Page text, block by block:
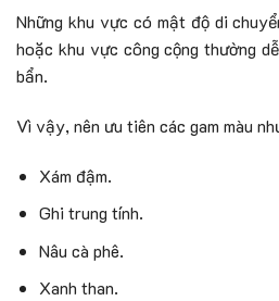
Những khu vực có mật độ di
hoặc khu vực công cộng thường
bẩn.
Vì vậy, nên ưu tiên các gam màu
Xám đậm.
Ghi trung tính.
Nâu cà phê.
Xanh than.